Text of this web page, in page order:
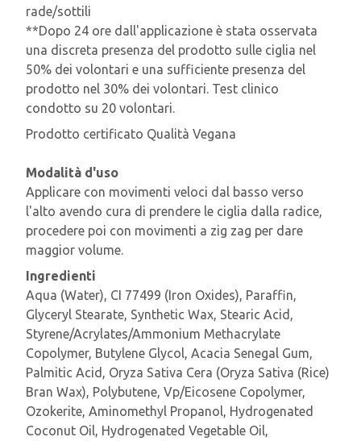
rade/sottili
**Dopo 24 ore dall'applicazione è stata osservata
una discreta presenza del prodotto sulle ciglia nel
50% dei volontari e una sufficiente presenza del
prodotto nel 30% dei volontari. Test clinico
condotto su 20 volontari.
Prodotto certificato Qualità Vegana
Modalità d'uso
Applicare con movimenti veloci dal basso verso
l'alto avendo cura di prendere le ciglia dalla radice,
procedere poi con movimenti a zig zag per dare
maggior volume.
Ingredienti
Aqua (Water), CI 77499 (Iron Oxides), Paraffin,
Glyceryl Stearate, Synthetic Wax, Stearic Acid,
Styrene/Acrylates/Ammonium Methacrylate
Copolymer, Butylene Glycol, Acacia Senegal Gum,
Palmitic Acid, Oryza Sativa Cera (Oryza Sativa (Rice)
Bran Wax), Polybutene, Vp/Eicosene Copolymer,
Ozokerite, Aminomethyl Propanol, Hydrogenated
Coconut Oil, Hydrogenated Vegetable Oil,